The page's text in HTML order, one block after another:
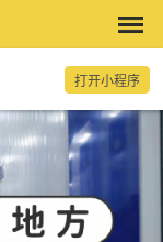
打开小程序